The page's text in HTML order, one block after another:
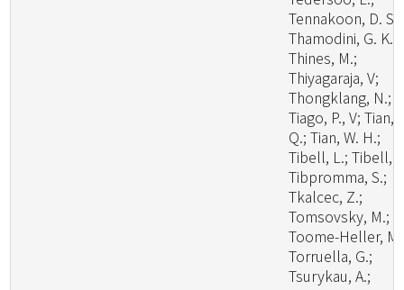
Tennakoon, D. S.;
Thamodini, G. K.;
Thines, M.;
Thiyagaraja, V;
Thongklang, N.;
Tiago, P., V; Tian,
Q.; Tian, W. H.;
Tibell, L.; Tibell,
Tibpromma, S.;
Tkalcec, Z.;
Tomsovsky, M.;
Toome-Heller,
Torruella, G.;
Tsurykau, A.;